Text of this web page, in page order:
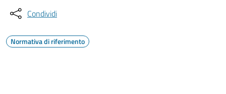
Condividi
Normativa di riferimento